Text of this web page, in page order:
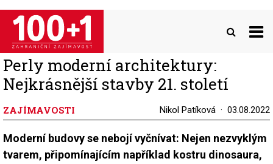
Přejít
hlavnímu
obsahu
Perly moderní architektury:
Nejkrásnější stavby 21. století
ZAJÍMAVOSTI Nikol Patíková 03.08.2022
Moderní budovy se nebojí vyčnívat: Nejen nezvyklým
tvarem, připomínajícím například kostru dinosaura,